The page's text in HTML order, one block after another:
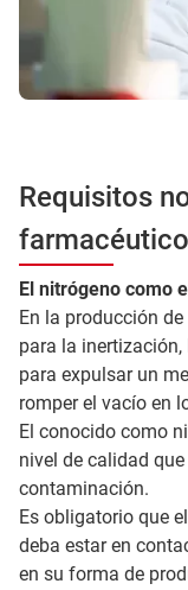
Requisitos
farmacéutico
El nitrógeno como
En la producción
para la
para expulsar un
romper el vacío en
El conocido como
nivel de calidad
contaminación.
Es obligatorio que
deba estar en
en su forma de